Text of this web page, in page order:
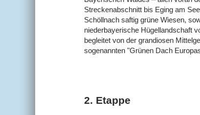
Streckenabschnitt bis Eging am
Schöllnach saftig grüne Wiesen,
niederbayerische Hügellandschaft
begleitet von der grandiosen
sogenannten "Grünen Dach
2. Etappe